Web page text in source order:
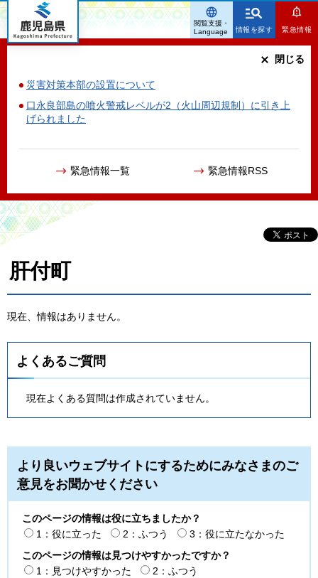
鹿児島県
情報を探す 緊急情報
災害対策本部の設置について
口永良部島の噴火警戒レベルが2（火山周辺規制）に引き上
げられました
緊急情報一覧 緊急情報RSS
閉じる
閲覧支援・
Language
肝付町
現在、情報はありません。
よくあるご質問
現在よくある質問は作成されていません。
より良いウェブサイトにするためにみなさまのご
意見をお聞かせください
このページの情報は役に立ちましたか？
1：役に立った
2：ふつう
3：役に立たなかった
このページの情報は見つけやすかったですか？
1：見つけやすかった
2：ふつう